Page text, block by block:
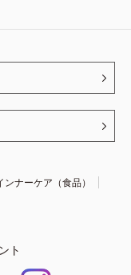
ンナーケア（食品）
ト